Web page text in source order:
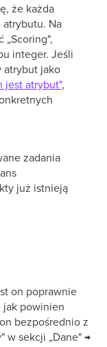
że każda
Na
„Scoring",
integer. Jeśli
atrybut jako
jest atrybut",
zadania
już istnieją
on poprawnie
jak powinien
bezpośrednio z
w sekcji „Dane" →